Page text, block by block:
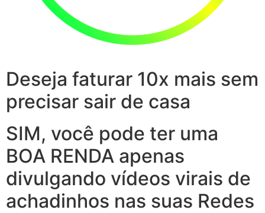
Deseja faturar 10x mais sem
precisar sair de casa
SIM, você pode ter uma
BOA RENDA apenas
divulgando vídeos virais de
achadinhos nas suas Redes